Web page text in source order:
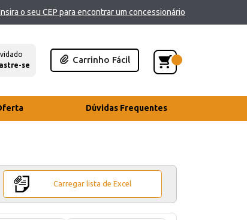
o seu CEP para encontrar um concessionário
se
Carrinho Fácil
Dúvidas Frequentes
Carregar lista de Excel